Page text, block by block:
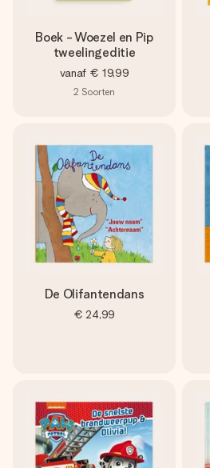
Boek - Woezel en Pip
tweelingeditie
vanaf € 19,99
2 Soorten
De Olifantendans
€ 24,99